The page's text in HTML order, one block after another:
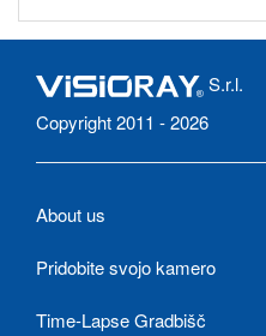
S.r.l.
Copyright 2011 - 2026
About us
Pridobite svojo kamero
Time-Lapse Gradbišč